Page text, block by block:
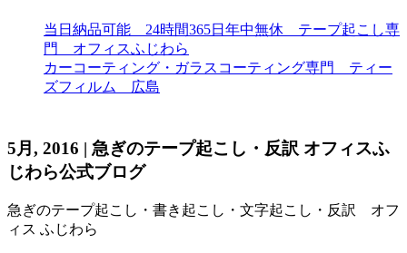
当日納品可能 24時間365日年中無休 テープ起こし専
門 オフィスふじわら
カーコーティング・ガラスコーティング専門 ティー
ズフィルム 広島
5月, 2016 | 急ぎのテープ起こし・反訳 オフィスふ
じわら公式ブログ
急ぎのテープ起こし・書き起こし・文字起こし・反訳 オフ
ィス ふじわら